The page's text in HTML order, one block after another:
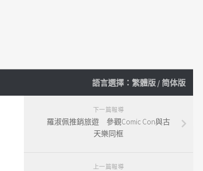
語言選擇： 繁體版 / 简体版
下一篇報導
羅淑佩推銷旅遊 參觀Comic Con與古
天樂同框
上一篇報導